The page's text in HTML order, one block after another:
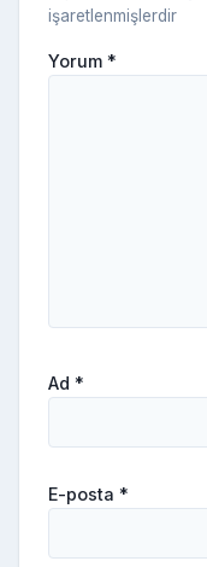
işaretlenmişlerdir
Yorum *
Ad *
E-posta *